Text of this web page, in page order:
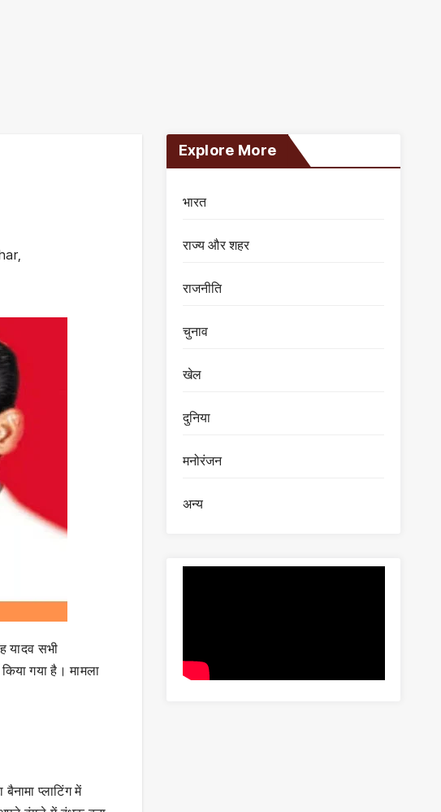
,
यादव सभी
गया है। मामला
प्लाटिंग में
Explore More
भारत
राज्य और शहर
राजनीति
चुनाव
खेल
दुनिया
मनोरंजन
अन्य